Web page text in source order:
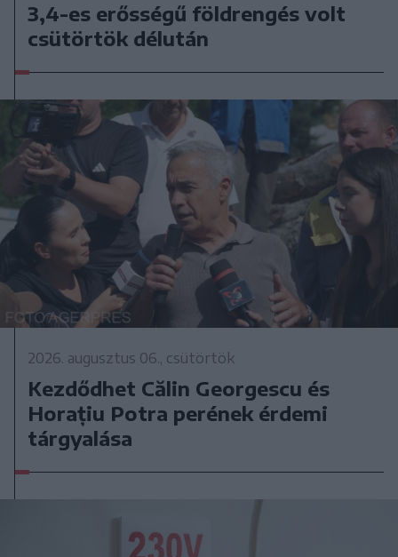
3,4-es erősségű földrengés volt
csütörtök délután
2026. augusztus 06., csütörtök
Kezdődhet Călin Georgescu és
Horațiu Potra perének érdemi
tárgyalása